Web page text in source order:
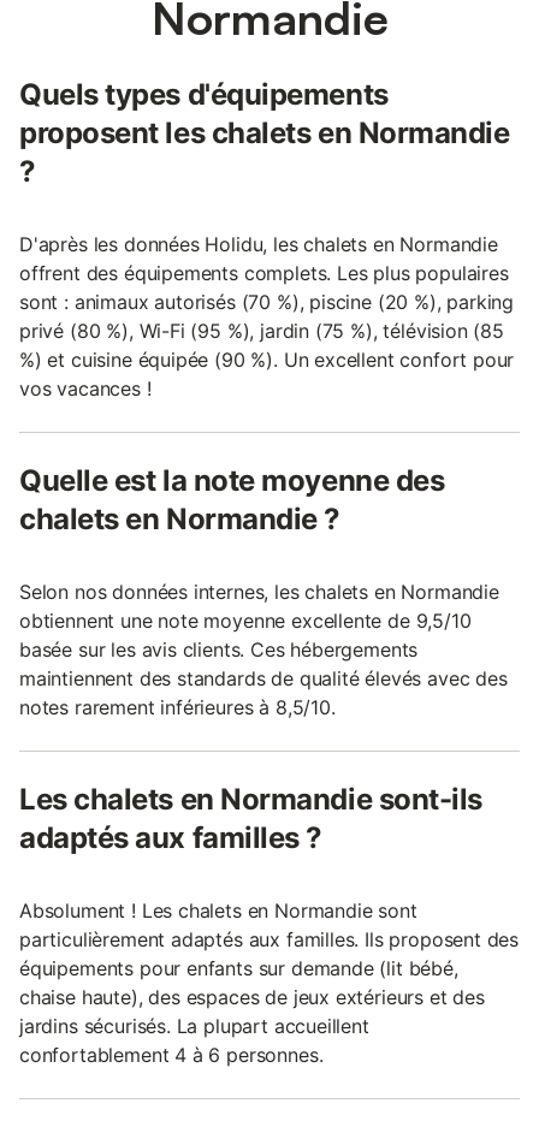
Normandie
Quels types d'équipements
proposent les chalets en Normandie
?
D'après les données Holidu, les chalets en Normandie
offrent des équipements complets. Les plus populaires
sont : animaux autorisés (70 %), piscine (20 %), parking
privé (80 %), Wi-Fi (95 %), jardin (75 %), télévision (85
%) et cuisine équipée (90 %). Un excellent confort pour
vos vacances !
Quelle est la note moyenne des
chalets en Normandie ?
Selon nos données internes, les chalets en Normandie
obtiennent une note moyenne excellente de 9,5/10
basée sur les avis clients. Ces hébergements
maintiennent des standards de qualité élevés avec des
notes rarement inférieures à 8,5/10.
Les chalets en Normandie sont-ils
adaptés aux familles ?
Absolument ! Les chalets en Normandie sont
particulièrement adaptés aux familles. Ils proposent des
équipements pour enfants sur demande (lit bébé,
chaise haute), des espaces de jeux extérieurs et des
jardins sécurisés. La plupart accueillent
confortablement 4 à 6 personnes.